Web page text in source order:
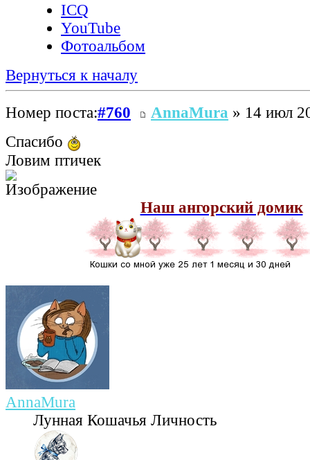
ICQ
YouTube
Фотоальбом
Вернуться к началу
Номер поста:#760 AnnaMura » 14 июл
Спасибо
Ловим птичек
Наш ангорский домик
AnnaMura
Лунная Кошачья Личность